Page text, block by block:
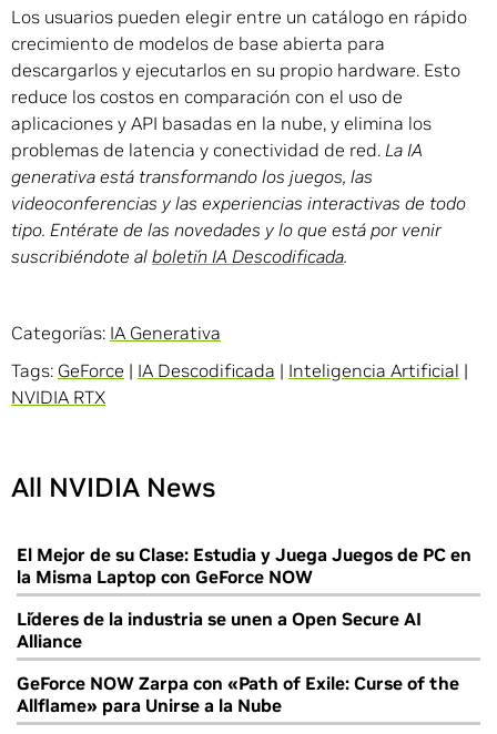
Los usuarios pueden elegir entre un catálogo en rápido
crecimiento de modelos de base abierta para
descargarlos y ejecutarlos en su propio hardware. Esto
reduce los costos en comparación con el uso de
aplicaciones y API basadas en la nube, y elimina los
problemas de latencia y conectividad de red. La IA
generativa está transformando los juegos, las
videoconferencias y las experiencias interactivas de todo
tipo. Entérate de las novedades y lo que está por venir
suscribiéndote al boletín IA Descodificada.
Categorías: IA Generativa
Tags: GeForce | IA Descodificada | Inteligencia Artificial |
NVIDIA RTX
All NVIDIA News
El Mejor de su Clase: Estudia y Juega Juegos de PC en
la Misma Laptop con GeForce NOW
Líderes de la industria se unen a Open Secure AI
Alliance
GeForce NOW Zarpa con «Path of Exile: Curse of the
Allflame» para Unirse a la Nube